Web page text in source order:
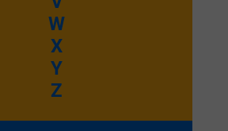
W
X
Y
Z
sur l’autel
Emmanuel Septembre 2025